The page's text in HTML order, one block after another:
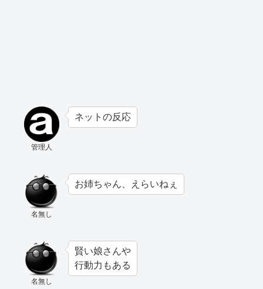
管理人
ネットの反応
名無し
お姉ちゃん、えらいねぇ
名無し
賢い娘さんや
行動力もある